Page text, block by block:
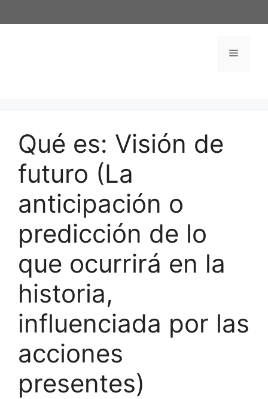
al
Menú
Qué es: Visión de
futuro (La
anticipación o
predicción de lo
que ocurrirá en la
historia,
influenciada por las
acciones
presentes)